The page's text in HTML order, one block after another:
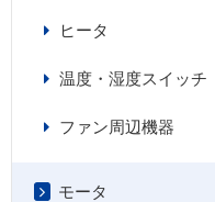
ヒータ
温度・湿度スイッチ
ファン周辺機器
モータ